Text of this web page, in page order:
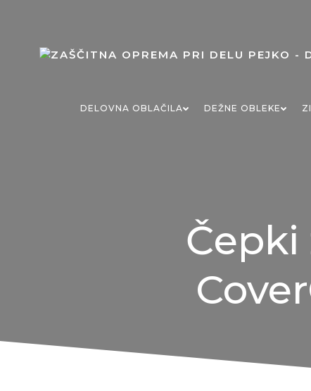
DELOVNA OBLAČILA DEŽNE OBLEKE
Čepki